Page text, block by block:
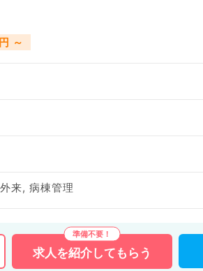
～
来, 病棟管理
求人を紹介してもらう